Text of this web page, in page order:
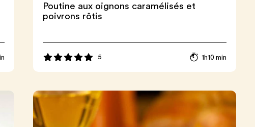
Poutine aux oignons caramélisés et
poivrons rôtis
5 1h10 min